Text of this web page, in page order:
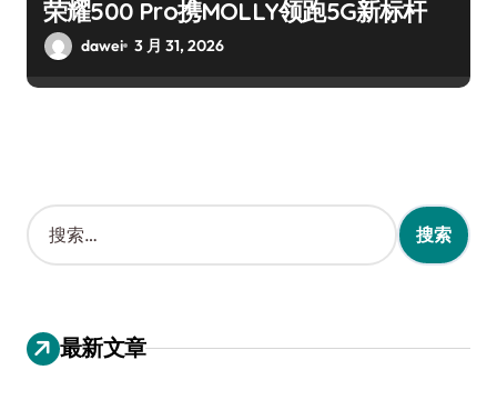
荣耀500 Pro携MOLLY领跑5G新标杆
dawei 3 月 31, 2026
搜
索
：
最新文章